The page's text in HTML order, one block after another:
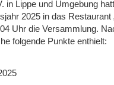
Lippe und Umgebung
2025 in das Restaurant
Uhr die Versammlung.
folgende Punkte enthielt: